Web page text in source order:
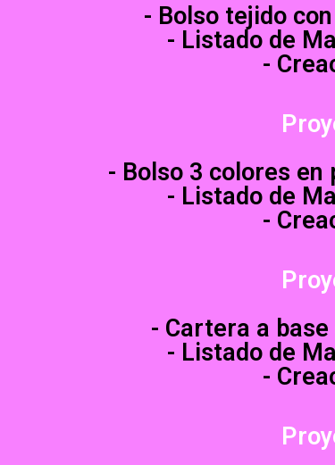
- Bolso tejido
- Listado de
-
- Bolso 3 colores
- Listado de
-
- Cartera a
- Listado de
-